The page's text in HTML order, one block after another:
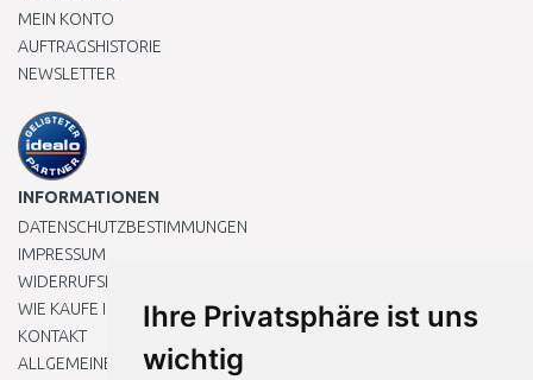
Ihre Privatsphäre ist uns
wichtig
MEIN KONTO
AUFTRAGSHISTORIE
NEWSLETTER
INFORMATIONEN
DATENSCHUTZBESTIMMUNGEN
IMPRESSUM
WIDERRUFSRECHT
WIE KAUFE ICH EIN?
KONTAKT
ALLGEMEINEN GESCHÄFTSBEDINGUNGEN